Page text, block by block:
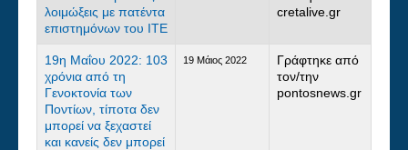
λοιμώξεις με πατέντα
επιστημόνων του ΙΤΕ
cretalive.gr
19η Μαΐου 2022: 103
χρόνια από τη
Γενοκτονία των
Ποντίων, τίποτα δεν
μπορεί να ξεχαστεί
και κανείς δεν μπορεί
19 Μάιος 2022
Γράφτηκε από
τον/την
pontosnews.gr